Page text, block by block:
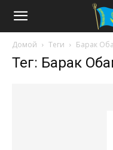
Домой Теги Барак
Тег: Барак